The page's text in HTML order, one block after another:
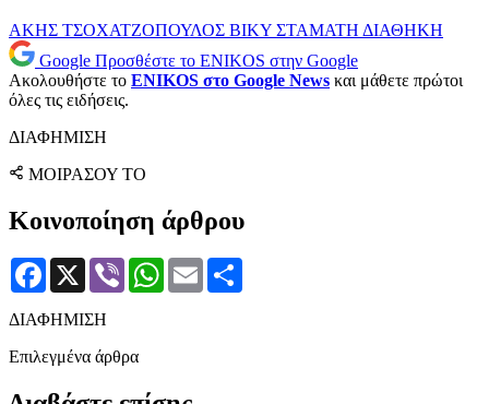
ΑΚΗΣ ΤΣΟΧΑΤΖΟΠΟΥΛΟΣ ΒΙΚΥ ΣΤΑΜΑΤΗ ΔΙΑΘΗΚΗ
Google Προσθέστε το ENIKOS στην Google
Ακολουθήστε το ENIKOS στο Google News και μάθετε πρώτοι
όλες τις ειδήσεις.
ΔΙΑΦΗΜΙΣΗ
ΜΟΙΡΑΣΟΥ ΤΟ
Κοινοποίηση άρθρου
Facebook
X Viber WhatsApp
Email
ΔΙΑΦΗΜΙΣΗ
Επιλεγμένα άρθρα